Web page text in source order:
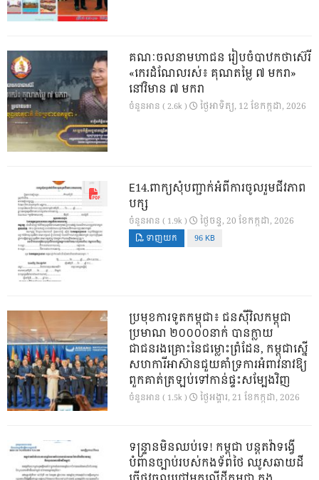
គណៈចលនាមហាជន រៀបចំបាឋកថាស៊េរី
«កេរដំណែលរស់៖ គុណតម្លៃ ៧ មករា»
នៅវិមាន ៧ មករា
ចំនួនអាន ( 2.6k ) ថ្ងៃ​អាទិត្យ, 12 ខែ​កក្កដា, 2026
E14.ពាក្យសុំបញ្ជាក់អំពីការចូលរួមជីវភាព
បក្ស
ចំនួនអាន ( 1.9k ) ថ្ងៃ​ចន្ទ, 20 ខែ​កក្កដា, 2026
ទាញយក 96 KB
ប្រមុខការទូតកម្ពុជា៖ ជនស៊ីវិលកម្ពុជា
ប្រមាណ ២០០០០នាក់ បានក្លាយ
ជាជនរងគ្រោះនៃជម្លោះព្រំដែន, កម្ពុជាស្នើ
សហការីអាស៊ានជួយគាំទ្រការអំពាវនាវឱ្យ
ពួកគាត់ត្រឡប់ទៅកាន់ផ្ទះសម្បែងវិញ
ចំនួនអាន ( 1.5k ) ថ្ងៃ​អង្គារ, 21 ខែ​កក្កដា, 2026
ទន្ទ្រានមិនឈប់ទេ! កម្ពុជា បន្តតវ៉ាទង្វើ
បំពានច្បាប់របស់កងទ័ពថៃ ឈូសឆាយដី